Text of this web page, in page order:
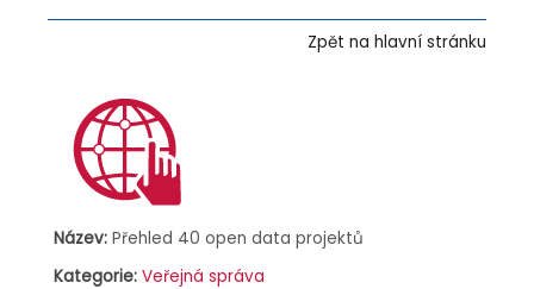
Zpět na hlavní stránku
Název: Přehled 40 open data projektů
Kategorie: Veřejná správa